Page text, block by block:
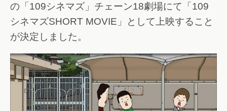
の「109シネマズ」チェーン18劇場にて「109
シネマズSHORT MOVIE」として上映すること
が決定しました。